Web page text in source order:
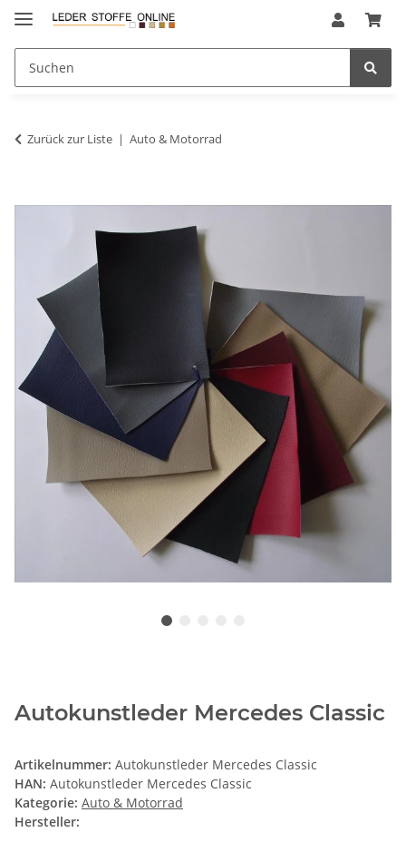
Zurück zur Liste Auto & Motorrad
Autokunstleder Mercedes Classic
Artikelnummer: Autokunstleder Mercedes Classic
HAN: Autokunstleder Mercedes Classic
Kategorie: Auto & Motorrad
Hersteller: